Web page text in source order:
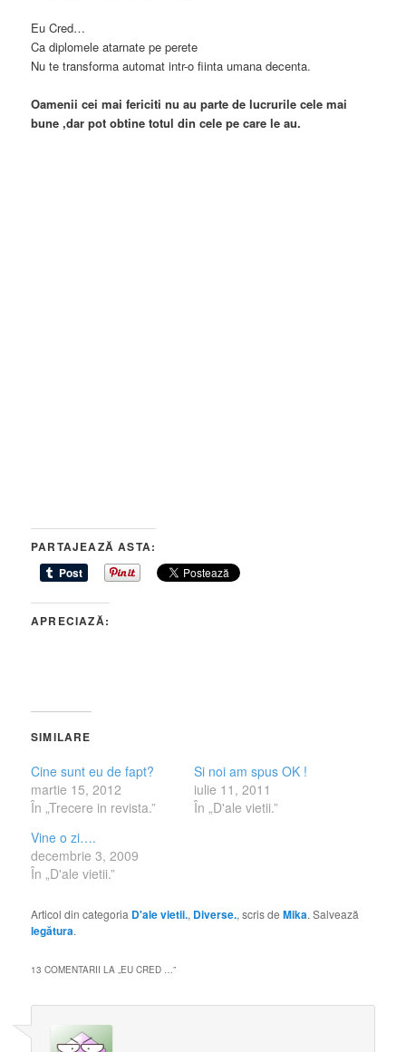
Eu Cred…
Ca diplomele atarnate pe perete
Nu te transforma automat intr-o fiinta umana decenta.
Oamenii cei mai fericiti nu au parte de lucrurile cele mai
bune ,dar pot obtine totul din cele pe care le au.
PARTAJEAZĂ ASTA:
APRECIAZĂ:
SIMILARE
Cine sunt eu de fapt?
martie 15, 2012
În „Trecere in revista.”
Si noi am spus OK !
iulie 11, 2011
În „D'ale vietii.”
Vine o zi….
decembrie 3, 2009
În „D'ale vietii.”
Articol din categoria D'ale vietii., Diverse., scris deMika. Salvează
legătura.
13 COMENTARII LA „EU CRED …”